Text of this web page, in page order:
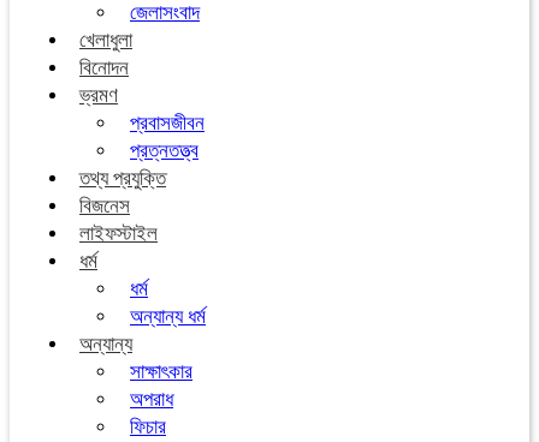
জেলাসংবাদ
খেলাধুলা
বিনোদন
ভ্রমণ
প্রবাসজীবন
প্রত্নতত্ত্ব
তথ্য প্রযুক্তি
বিজনেস
লাইফস্টাইল
ধর্ম
ধর্ম
অন্যান্য ধর্ম
অন্যান্য
সাক্ষাৎকার
অপরাধ
ফিচার